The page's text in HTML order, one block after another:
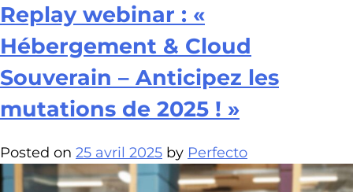
Replay webinar : «
Hébergement & Cloud
Souverain – Anticipez les
mutations de 2025 ! »
Posted on 25 avril 2025 by Perfecto